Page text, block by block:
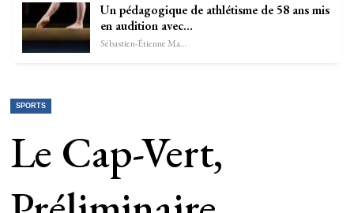
Un pédagogique de athlétisme de 58 ans mis
en audition avec…
Sébastien-Étienne Marechal
SPORTS
Le Cap-Vert,